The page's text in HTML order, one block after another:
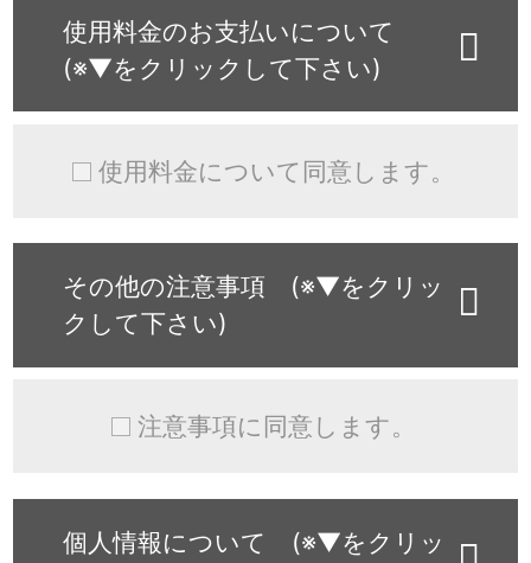
使用料金のお支払いについて
(※▼をクリックして下さい)
使用料金について同意します。
その他の注意事項 (※▼をクリッ
クして下さい)
注意事項に同意します。
個人情報について (※▼をクリッ